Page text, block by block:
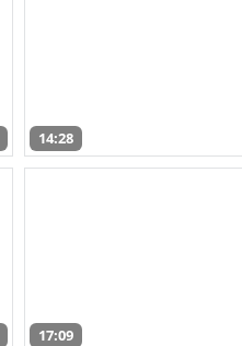
14:28
17:09